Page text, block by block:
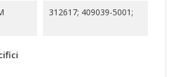
312617; 409039-5001;